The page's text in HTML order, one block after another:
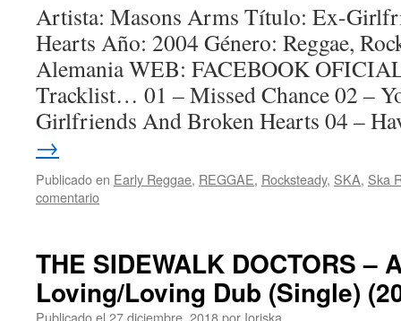
Artista: Masons Arms Título: Ex-
Hearts Año: 2004 Género: Reggae,
Alemania WEB: FACEBOOK
Tracklist… 01 – Missed Chance 02 –
Girlfriends And Broken Hearts 04 –
→
Publicado en Early Reggae, REGGAE, Rocksteady, SKA, Ska
comentario
THE SIDEWALK DOCTORS –
Loving/Loving Dub (Single)
Publicado el 27 diciembre, 2018por Ioriska